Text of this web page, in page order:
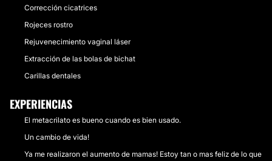
Corrección cicatrices
Rojeces rostro
Rejuvenecimiento vaginal láser
Extracción de las bolas de bichat
Carillas dentales
EXPERIENCIAS
El metacrilato es bueno cuando es bien usado.
Un cambio de vida!
Ya me realizaron el aumento de mamas! Estoy tan o mas feliz de lo que